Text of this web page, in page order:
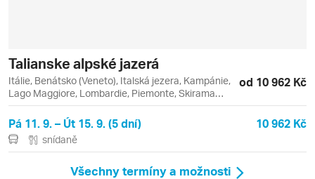
Talianske alpské jazerá
Itálie, Benátsko (Veneto), Italská jezera, Kampánie,
Lago Maggiore, Lombardie, Piemonte, Skirama
Dolomiti Adamello Brenta, Trentino - Alto Adige, Val
di Sole, Bergamo, Como, Lago, Lago d'Iseo, Lago di
Como, Lago di Garda, Malcesine, Monte Baldo,
Monte Bondone, Riva del Garda, Stresa, Trento
od 10 962 Kč
Pá 11. 9. – Út 15. 9. (5 dní) 10 962 Kč
snídaně
Všechny termíny a možnosti